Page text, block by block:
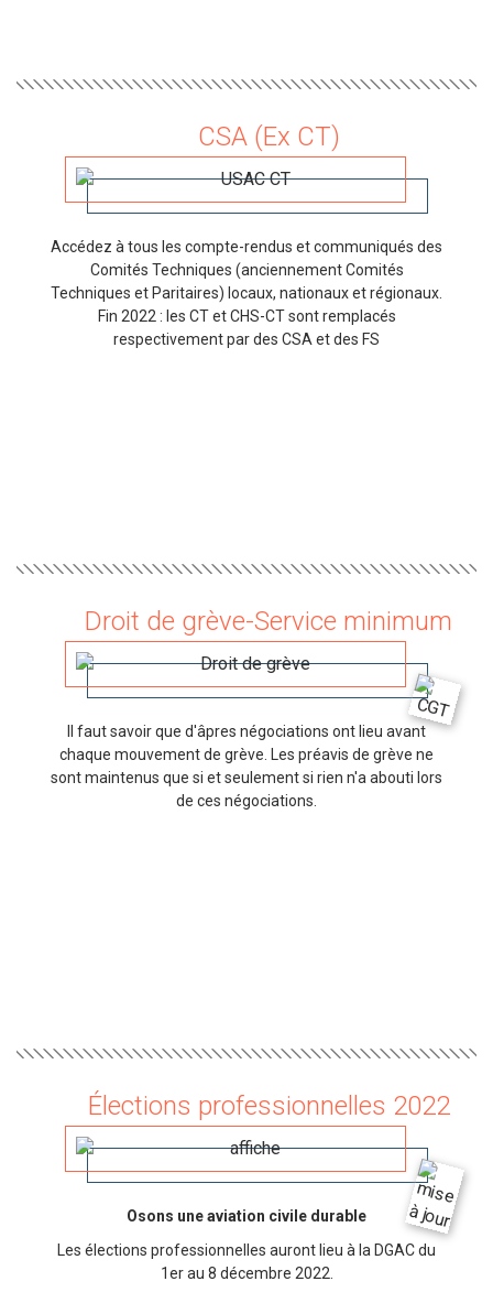
CSA (Ex CT)
Accédez à tous les compte-rendus et communiqués des
Comités Techniques (anciennement Comités
Techniques et Paritaires) locaux, nationaux et régionaux.
Fin 2022 : les CT et CHS-CT sont remplacés
respectivement par des CSA et des FS
Droit de grève-Service minimum
Il faut savoir que d'âpres négociations ont lieu avant
chaque mouvement de grève. Les préavis de grève ne
sont maintenus que si et seulement si rien n'a abouti lors
de ces négociations.
Élections professionnelles 2022
Osons une aviation civile durable
Les élections professionnelles auront lieu à la DGAC du
1er au 8 décembre 2022.